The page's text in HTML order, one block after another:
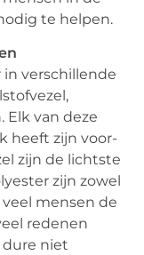
te helpen.
in verschillende
Elk van deze
heeft zijn voor-
zijn de lichtste
zijn zowel
mensen de
redenen
niet